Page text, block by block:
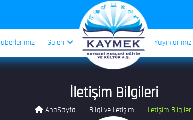
Galeri Yayınlarımız
İletişim Bilgileri
AnaSayfa Bilgi ve İletişim İletişim Bilgileri